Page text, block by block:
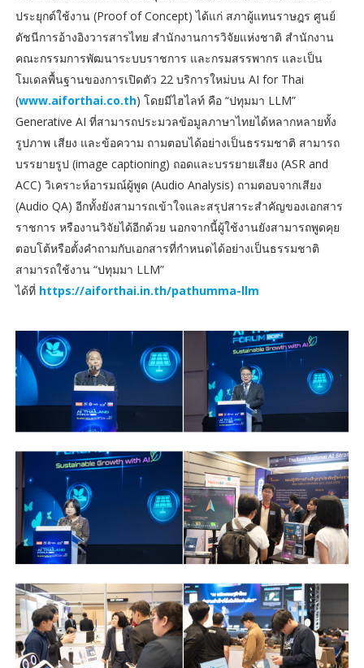
ประยุกต์ใช้งาน (Proof of Concept) ได้แก่ สภาผู้แทนราษฎร ศูนย์
ดัชนีการอ้างอิงวารสารไทย สำนักงานการวิจัยแห่งชาติ สำนักงาน
คณะกรรมการพัฒนาระบบราชการ และกรมสรรพากร และเป็น
โมเดลพื้นฐานของการเปิดตัว 22 บริการใหม่บน AI for Thai
(www.aiforthai.co.th) โดยมีไฮไลท์ คือ “ปทุมมา LLM”
Generative AI ที่สามารถประมวลข้อมูลภาษาไทยได้หลากหลายทั้ง
รูปภาพ เสียง และข้อความ ถามตอบได้อย่างเป็นธรรมชาติ สามารถ
บรรยายรูป (image captioning) ถอดและบรรยายเสียง (ASR and
ACC) วิเคราะห์อารมณ์ผู้พูด (Audio Analysis) ถามตอบจากเสียง
(Audio QA) อีกทั้งยังสามารถเข้าใจและสรุปสาระสำคัญของเอกสาร
ราชการ หรืองานวิจัยได้อีกด้วย นอกจากนี้ผู้ใช้งานยังสามารถพูดคุย
ตอบโต้หรือตั้งคำถามกับเอกสารที่กำหนดได้อย่างเป็นธรรมชาติ
สามารถใช้งาน “ปทุมมา LLM”
ได้ที่ https://aiforthai.in.th/pathumma-llm